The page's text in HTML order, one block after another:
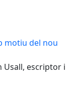
motiu del nou
Usall, escriptor i